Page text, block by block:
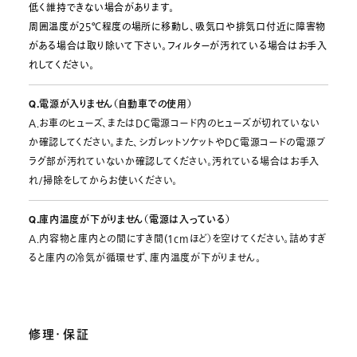
低く維持できない場合があります。
周囲温度が25℃程度の場所に移動し、吸気口や排気口付近に障害物
がある場合は取り除いて下さい。フィルターが汚れている場合はお手入
れしてください。
Q.電源が入りません（自動車での使用）
A.お車のヒューズ、またはDC電源コード内のヒューズが切れていない
か確認してください。また、シガレットソケットやDC電源コードの電源プ
ラグ部が汚れていないか確認してください。汚れている場合はお手入
れ/掃除をしてからお使いください。
Q.庫内温度が下がりません（電源は入っている）
A.内容物と庫内との間にすき間(1cmほど）を空けてください。詰めすぎ
ると庫内の冷気が循環せず、庫内温度が下がりません。
修理・保証